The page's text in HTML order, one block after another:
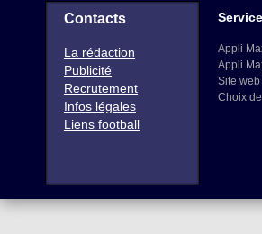
Contacts
La rédaction
Publicité
Recrutement
Infos légales
Liens football
Appli
Appli
Site
Choix